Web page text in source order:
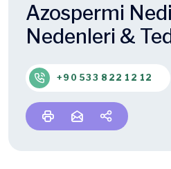
Azospermi
Nedenleri &
+90 533 822 12 12